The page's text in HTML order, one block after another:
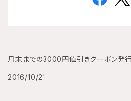
月末までの3000円値引きクーポン発
2016/10/21